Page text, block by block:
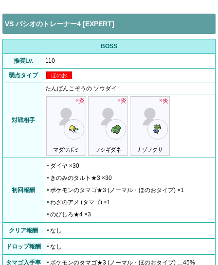
VS パシオのトレーナー4 [EXPERT]
BOSS
推奨Lv. 110
弱点タイプ ほのお
対戦相手
たんぱんこぞうの ソウダイ
マダツボミ
×炎
フシギダネ
×炎
ナゾノクサ
×炎
初回報酬
ダイヤ ×30
きのみのタルト★3 ×30
ポケモンのタマゴ★3 (ノーマル・ほのおタイプ) ×1
わざのアメ (タマゴ) ×1
のびしろ★4 ×3
クリア報酬 なし
ドロップ報酬 なし
タマゴ入手率 ポケモンのタマゴ★3 (ノーマル・ほのおタイプ) …45%